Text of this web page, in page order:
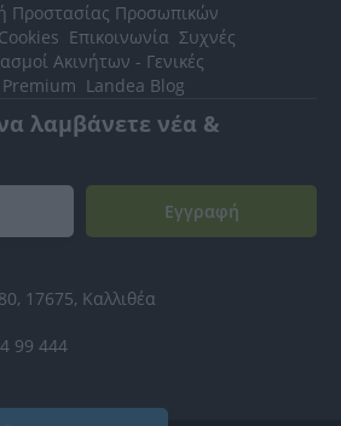
Προστασίας Προσωπικών
Επικοινωνία Συχνές
Ακινήτων - Γενικές
Landea Blog
λαμβάνετε νέα &
Εγγραφή
17675, Καλλιθέα
99 444